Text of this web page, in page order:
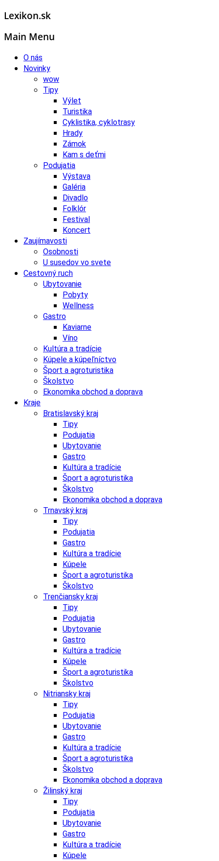
Lexikon.sk
Main Menu
O nás
Novinky
wow
Tipy
Výlet
Turistika
Cyklistika, cyklotrasy
Hrady
Zámok
Kam s deťmi
Podujatia
Výstava
Galéria
Divadlo
Folklór
Festival
Koncert
Zaujímavosti
Osobnosti
U susedov vo svete
Cestovný ruch
Ubytovanie
Pobyty
Wellness
Gastro
Kaviarne
Víno
Kultúra a tradície
Kúpele a kúpeľníctvo
Šport a agroturistika
Školstvo
Ekonomika obchod a doprava
Kraje
Bratislavský kraj
Tipy
Podujatia
Ubytovanie
Gastro
Kultúra a tradície
Šport a agroturistika
Školstvo
Ekonomika obchod a doprava
Trnavský kraj
Tipy
Podujatia
Gastro
Kultúra a tradície
Kúpele
Šport a agroturistika
Školstvo
Trenčiansky kraj
Tipy
Podujatia
Ubytovanie
Gastro
Kultúra a tradície
Kúpele
Šport a agroturistika
Školstvo
Nitriansky kraj
Tipy
Podujatia
Ubytovanie
Gastro
Kultúra a tradície
Šport a agroturistika
Školstvo
Ekonomika obchod a doprava
Žilinský kraj
Tipy
Podujatia
Ubytovanie
Gastro
Kultúra a tradície
Kúpele